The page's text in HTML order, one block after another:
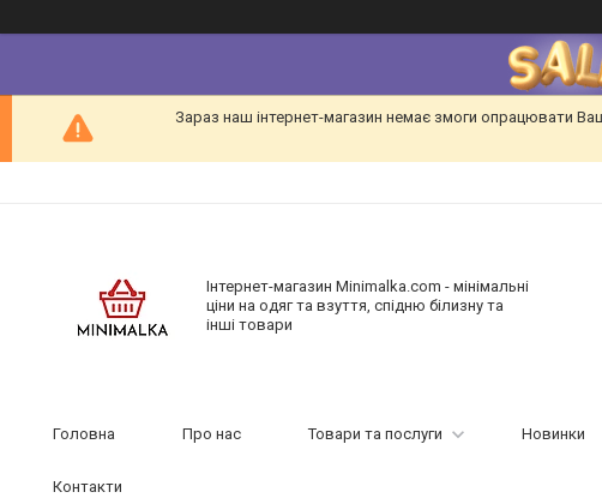
Зараз наш інтернет-магазин немає змоги опрацювати
Інтернет-магазин Minimalka.com - мінімальні
ціни на одяг та взуття, спідню білизну та
інші товари
Головна Про нас Товари та послуги Новинки
Контакти